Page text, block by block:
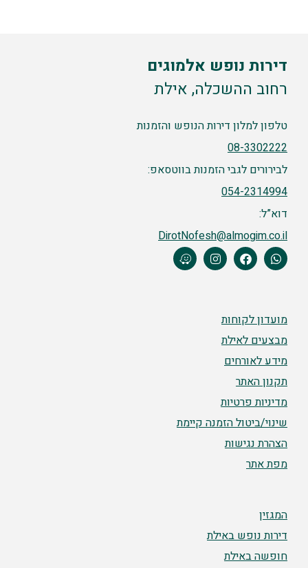
דירות נופש אלמוגים
רחוב ההשכלה, אילת
טלפון למלון דירות הנופש והזמנות
08-3302222
לבירורים לגבי הזמנות בווטסאפ:
054-2314994
דוא”ל:
DirotNofesh@almogim.co.il
מועדון לקוחות
מבצעים לאילת
מידע לאורחים
תקנון האתר
מדיניות פרטיות
שינוי/ביטול הזמנה קיימת
הצהרת נגישות
מפת אתר
המגזין
דירות נופש באילת
חופשה באילת